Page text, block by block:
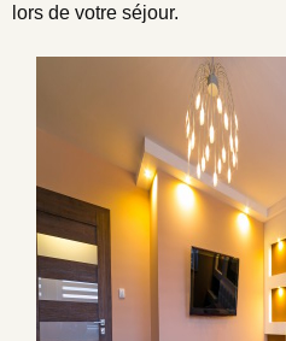
lors de votre séjour.